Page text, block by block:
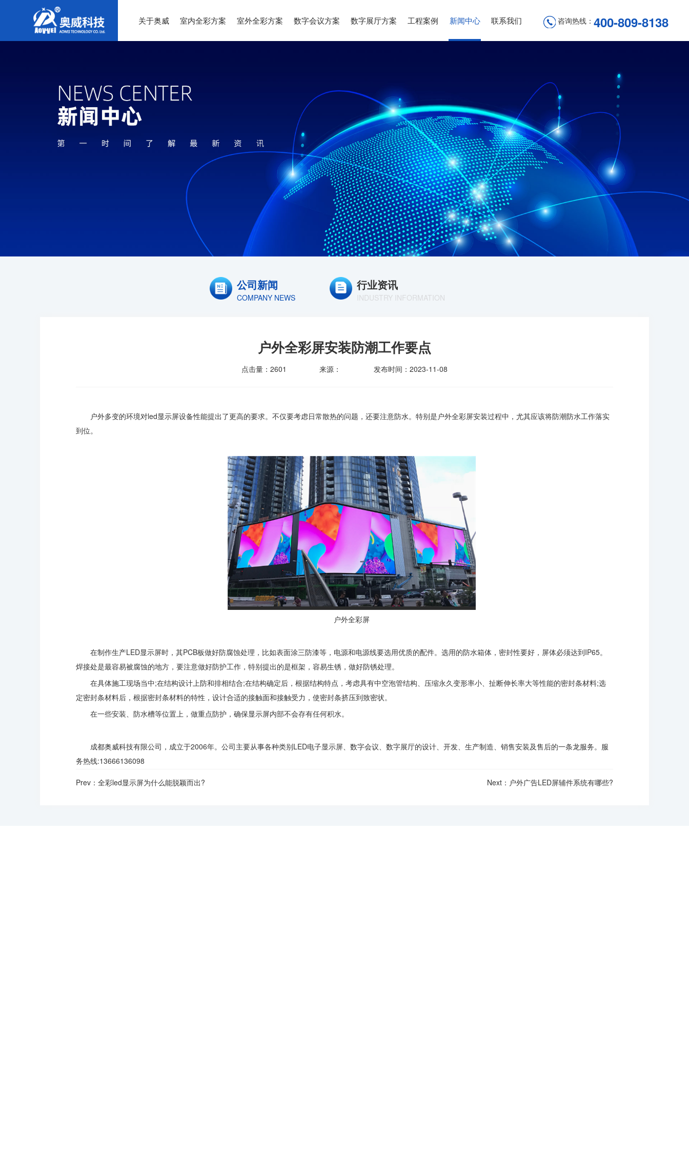
咨询热线： 400-809-8138
关于奥威 室内全彩方案 室外全彩方案 数字会议方案 数字展厅方案 工程案例 新闻中心 联系我们
公司新闻
COMPANY NEWS
行业资讯
INDUSTRY INFORMATION
户外全彩屏安装防潮工作要点
点击量：2601 来源： 发布时间：2023-11-08
户外多变的环境对led显示屏设备性能提出了更高的要求。不仅要考虑日常散热的问题，还要注意防水。特别是户外全彩屏安装过程中，尤其应该将防潮防水工作落实
到位。
户外全彩屏
在制作生产LED显示屏时，其PCB板做好防腐蚀处理，比如表面涂三防漆等，电源和电源线要选用优质的配件。选用的防水箱体，密封性要好，屏体必须达到IP65。
焊接处是最容易被腐蚀的地方，要注意做好防护工作，特别提出的是框架，容易生锈，做好防锈处理。
在具体施工现场当中;在结构设计上防和排相结合;在结构确定后，根据结构特点，考虑具有中空泡管结构、压缩永久变形率小、扯断伸长率大等性能的密封条材料;选
定密封条材料后，根据密封条材料的特性，设计合适的接触面和接触受力，使密封条挤压到致密状。
在一些安装、防水槽等位置上，做重点防护，确保显示屏内部不会存有任何积水。
成都奥威科技有限公司，成立于2006年。公司主要从事各种类别LED电子显示屏、数字会议、数字展厅的设计、开发、生产制造、销售安装及售后的一条龙服务。服
务热线:13666136098
Prev：全彩led显示屏为什么能脱颖而出? Next：户外广告LED屏辅件系统有哪些?